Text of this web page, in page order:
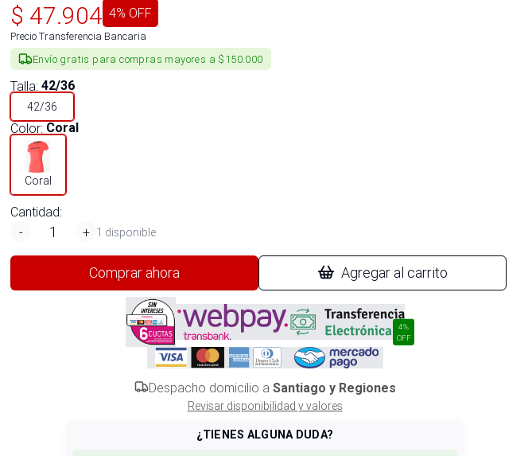
$ 47.904 4% OFF
Precio Transferencia Bancaria
Envío gratis para compras mayores a $150.000
Talla: 42/36
42/36
Color: Coral
Coral
Cantidad:
-
+ 1 disponible
Comprar ahora Agregar al carrito
4%
OFF
Despacho domicilio a Santiago y Regiones
Revisar disponibilidad y valores
¿TIENES ALGUNA DUDA?